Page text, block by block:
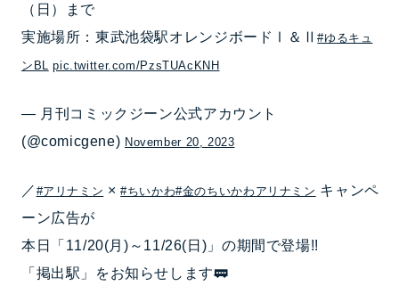
（日）まで
実施場所：東武池袋駅オレンジボードⅠ＆Ⅱ#ゆるキュ
ンBL pic.twitter.com/PzsTUAcKNH
— 月刊コミックジーン公式アカウント
(@comicgene) November 20, 2023
／ #アリナミン ×#ちいかわ#金のちいかわアリナミン キャンペ
ーン広告が
本日「11/20(月)～11/26(日)」の期間で登場!!
「掲出駅」をお知らせします🚃